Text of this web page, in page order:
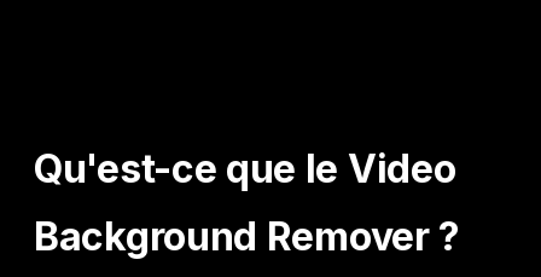
Qu'est-ce que le Video
Background Remover ?